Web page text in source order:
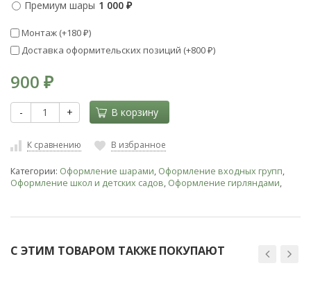
Премиум шары 1 000 ₽
Монтаж (+180 ₽)
Доставка оформительских позиций (+800 ₽)
900 ₽
- + В корзину
К сравнению В избранное
Категории: Оформление шарами, Оформление входных групп,
Оформление школ и детских садов, Оформление гирляндами,
С ЭТИМ ТОВАРОМ ТАКЖЕ ПОКУПАЮТ